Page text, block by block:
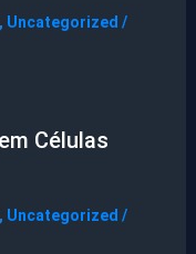
, Uncategorized /
Células
, Uncategorized /